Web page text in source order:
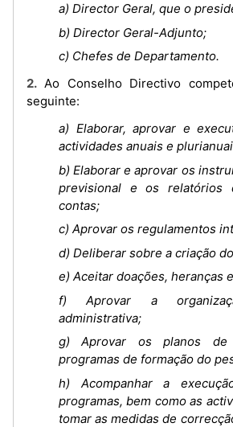
a) Director Geral, que o
b) Director Geral-Adjunto;
c) Chefes de Departamento.
2. Ao Conselho Directivo compete em especial o
seguinte:
a) Elaborar, aprovar e
actividades anuais e
b) Elaborar e aprovar os
previsional e os relatórios
contas;
c) Aprovar os regulamentos
d) Deliberar sobre a criação
e) Aceitar doações, heranças
f) Aprovar a
administrativa;
g) Aprovar os planos
programas de formação do
h) Acompanhar a
programas, bem como as
tomar as medidas de